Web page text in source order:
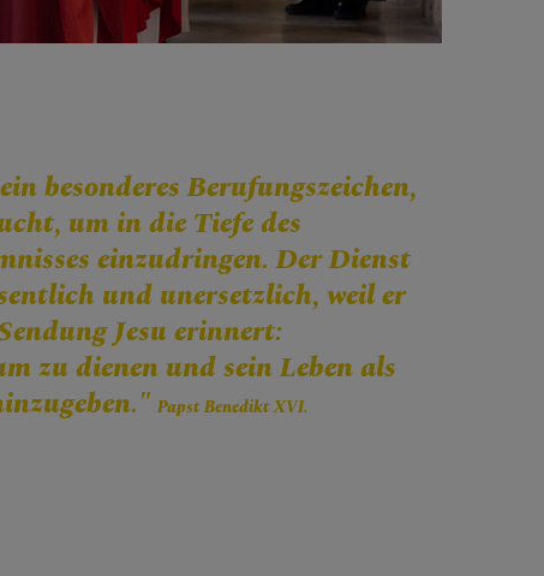
besonderes Berufungszeichen,
um in die Tiefe des
einzudringen. Der Dienst
und unersetzlich, weil er
Jesu erinnert:
zu dienen und sein Leben als
Papst Benedikt XVI.